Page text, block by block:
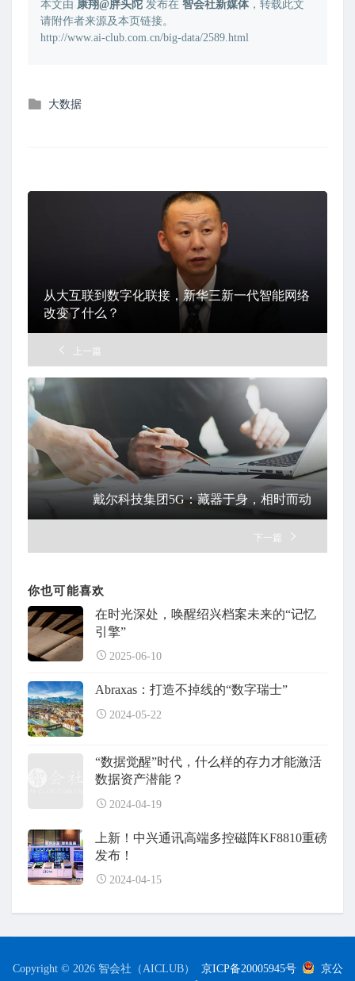
本文由 康翔@胖头陀 发布在 智会社新媒体，转载此文
请附作者来源及本页链接。
http://www.ai-club.com.cn/big-data/2589.html
发
大数据
从大互联到数字化联接，新华三新一代智能网络
改变了什么？
上一篇
戴尔科技集团5G：藏器于身，相时而动
下一篇
你也可能喜欢
在时光深处，唤醒绍兴档案未来的“记忆
引擎”
2025-06-10
Abraxas：打造不掉线的“数字瑞士”
2024-05-22
“数据觉醒”时代，什么样的存力才能激活
数据资产潜能？
2024-04-19
上新！中兴通讯高端多控磁阵KF8810重磅
发布！
2024-04-15
Copyright © 2026 智会社（AICLUB） 京ICP备20005945号
京公